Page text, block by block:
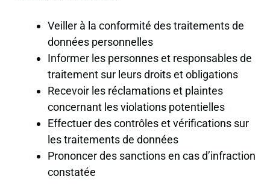
Veiller à la conformité des traitements de
données personnelles
Informer les personnes et responsables de
traitement sur leurs droits et obligations
Recevoir les réclamations et plaintes
concernant les violations potentielles
Effectuer des contrôles et vérifications sur
les traitements de données
Prononcer des sanctions en cas d’infraction
constatée